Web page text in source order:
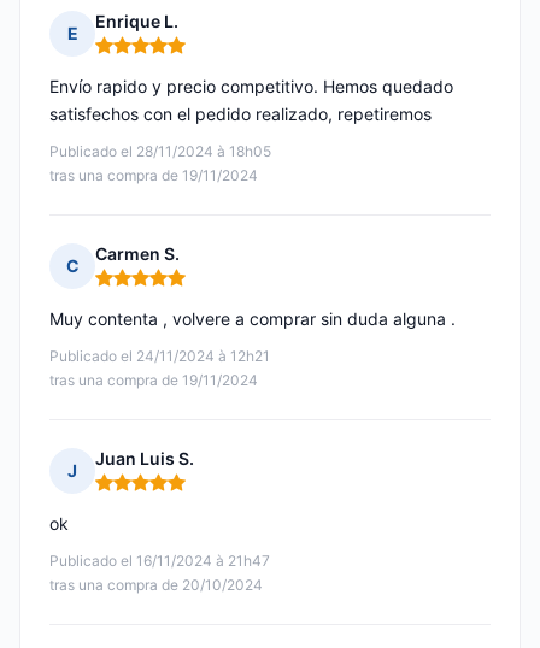
E
Enrique L.
Nota: 5 de 5
Publicado el 28/11/2024 à 18h05
tras una compra de 19/11/2024
Envío rapido y precio competitivo. Hemos quedado
satisfechos con el pedido realizado, repetiremos
C
Carmen S.
Nota: 5 de 5
Publicado el 24/11/2024 à 12h21
tras una compra de 19/11/2024
Muy contenta , volvere a comprar sin duda alguna .
J
Juan Luis S.
Nota: 5 de 5
Publicado el 16/11/2024 à 21h47
tras una compra de 20/10/2024
ok